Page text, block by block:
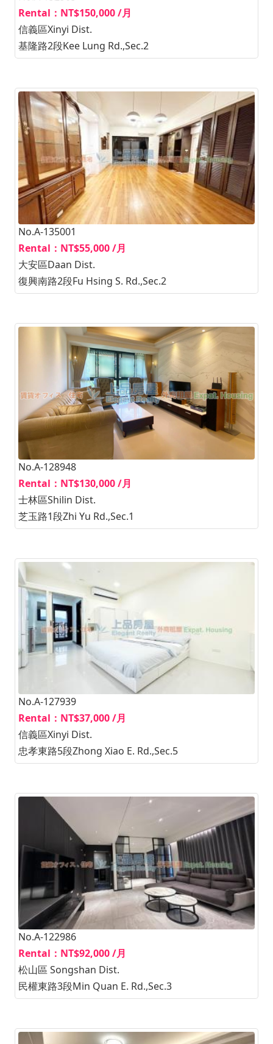
Rental：NT$150,000 /月
信義區Xinyi Dist.
基隆路2段Kee Lung Rd.,Sec.2
No.A-135001
Rental：NT$55,000 /月
大安區Daan Dist.
復興南路2段Fu Hsing S. Rd.,Sec.2
No.A-128948
Rental：NT$130,000 /月
士林區Shilin Dist.
芝玉路1段Zhi Yu Rd.,Sec.1
No.A-127939
Rental：NT$37,000 /月
信義區Xinyi Dist.
忠孝東路5段Zhong Xiao E. Rd.,Sec.5
No.A-122986
Rental：NT$92,000 /月
松山區 Songshan Dist.
民權東路3段Min Quan E. Rd.,Sec.3